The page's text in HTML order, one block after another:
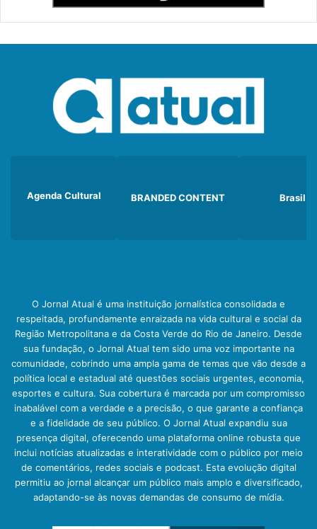
Agenda Cultural BRANDED CONTENT Brasil
O Jornal Atual é uma instituição jornalística consolidada e
respeitada, profundamente enraizada na vida cultural e social da
Região Metropolitana e da Costa Verde do Rio de Janeiro. Desde
sua fundação, o Jornal Atual tem sido uma voz importante na
comunidade, cobrindo uma ampla gama de temas que vão desde a
política local e estadual até questões sociais urgentes, economia,
esportes e cultura. Sua cobertura é marcada por um compromisso
inabalável com a verdade e a precisão, o que garante a confiança
e a fidelidade de seu público. O Jornal Atual expandiu sua
presença digital, oferecendo uma plataforma online robusta que
inclui notícias atualizadas e interatividade com o público por meio
de comentários, redes sociais e podcast. Esta evolução digital
permitiu ao jornal alcançar um público mais amplo e diversificado,
adaptando-se às novas demandas de consumo de mídia.